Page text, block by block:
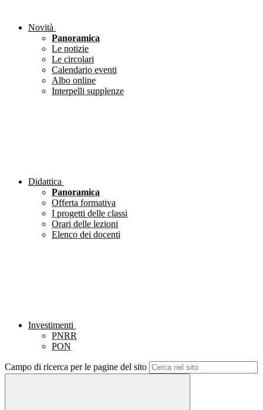
Novità
Panoramica
Le notizie
Le circolari
Calendario eventi
Albo online
Interpelli supplenze
Didattica
Panoramica
Offerta formativa
I progetti delle classi
Orari delle lezioni
Elenco dei docenti
Investimenti
PNRR
PON
Campo di ricerca per le pagine del sito